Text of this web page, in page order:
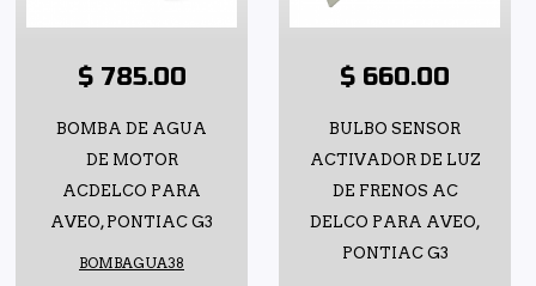
$ 785.00
BOMBA DE AGUA
DE MOTOR
ACDELCO PARA
AVEO, PONTIAC G3
BOMBAGUA38
$ 660.00
BULBO SENSOR
ACTIVADOR DE LUZ
DE FRENOS AC
DELCO PARA AVEO,
PONTIAC G3